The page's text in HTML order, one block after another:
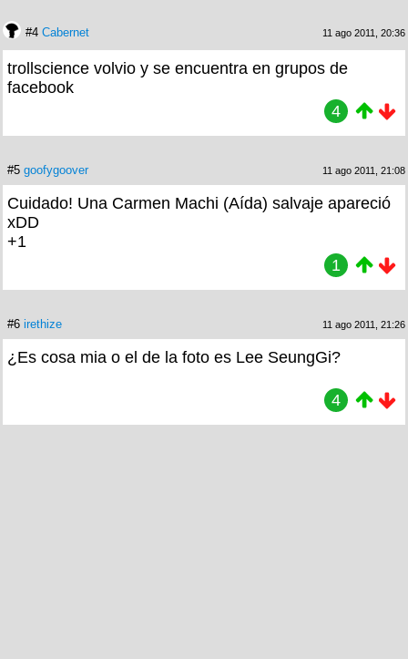
#4 Cabernet 11 ago 2011, 20:36
trollscience volvio y se encuentra en grupos de
facebook
4
#5 goofygoover 11 ago 2011, 21:08
Cuidado! Una Carmen Machi (Aída) salvaje apareció
xDD
+1
1
#6 irethize 11 ago 2011, 21:26
¿Es cosa mia o el de la foto es Lee SeungGi?
4